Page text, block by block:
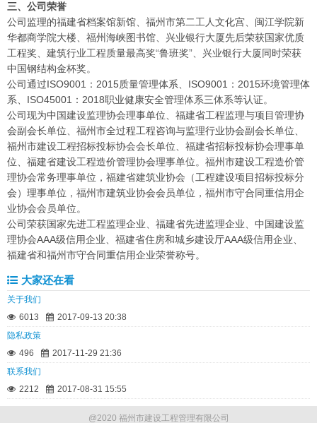
三、公司荣誉
公司监理的福建省档案馆新馆、福州市第二工人文化宫、闽江学院新
华都商学院大楼、福州海峡图书馆、兴业银行大厦先后荣获国家优质
工程奖、建筑行业工程质量最高奖“鲁班奖”、兴业银行大厦同时荣获
中国钢结构金杯奖。
公司通过ISO9001：2015质量管理体系、ISO9001：2015环境管理体
系、ISO45001：2018职业健康安全管理体系三体系等认证。
公司现为中国建设监理协会理事单位、福建省工程监理与项目管理协
会副会长单位、福州市全过程工程咨询与监理行业协会副会长单位、
福州市建设工程招标投标协会会长单位、福建省招标投标协会理事单
位、福建省建设工程造价管理协会理事单位。福州市建设工程造价管
理协会常务理事单位，福建省建筑业协会（工程建设项目招标投标分
会）理事单位，福州市建筑业协会会员单位，福州市守合同重信用企
业协会会员单位。
公司荣获国家先进工程监理企业、福建省先进监理企业、中国建设监
理协会AAA级信用企业、福建省住房和城乡建设厅AAA级信用企业、
福建省和福州市守合同重信用企业荣誉称号。
大家还在看
关于我们
6013
2017-09-13 20:38
隐私政策
496
2017-11-29 21:36
联系我们
2212
2017-08-31 15:55
@2020 福州市建设工程管理有限公司